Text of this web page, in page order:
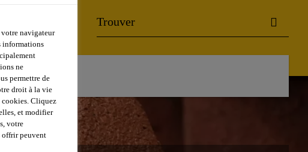
Contactez-nous
votre navigateur
informations
ne
permettre de
droit à la vie
cookies. Cliquez
et modifier
votre
offrir peuvent